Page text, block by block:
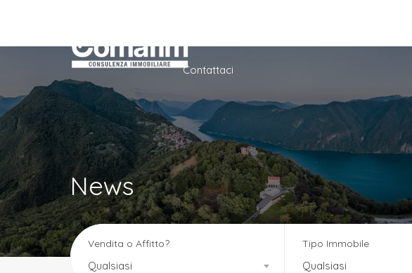
Contattaci
News
Vendita o Affitto?
Qualsiasi
Tipo Immobile
Qualsiasi